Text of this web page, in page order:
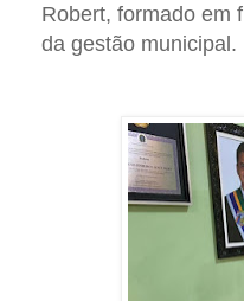
Robert, formado em
da gestão municipal.